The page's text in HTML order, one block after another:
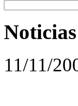
11/11/